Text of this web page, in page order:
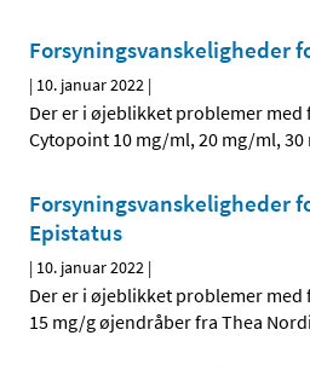
Forsyningsvanskeligheder
| 10. januar 2022 |
Der er i øjeblikket problemer med
Cytopoint 10 mg/ml, 20 mg/ml,
Forsyningsvanskeligheder
Epistatus
| 10. januar 2022 |
Der er i øjeblikket problemer med
15 mg/g øjendråber fra Thea